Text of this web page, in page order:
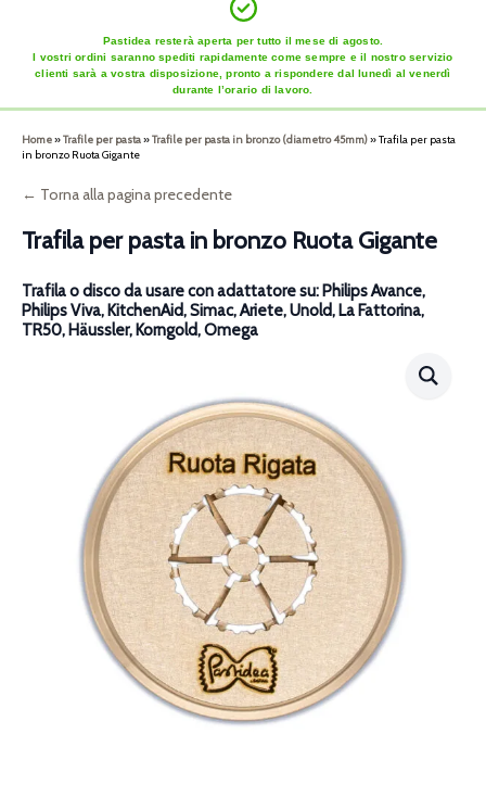
Pastidea resterà aperta per tutto il mese di agosto.
I vostri ordini saranno spediti rapidamente come sempre e il nostro servizio
clienti sarà a vostra disposizione, pronto a rispondere dal lunedì al venerdì
durante l’orario di lavoro.
Home»Trafile per pasta»Trafile per pasta in bronzo (diametro 45mm)»Trafila per pasta
in bronzo Ruota Gigante
← Torna alla pagina precedente
Trafila per pasta in bronzo Ruota Gigante
Trafila o disco da usare con adattatore su: Philips Avance,
Philips Viva, KitchenAid, Simac, Ariete, Unold, La Fattorina,
TR50, Häussler, Korngold, Omega